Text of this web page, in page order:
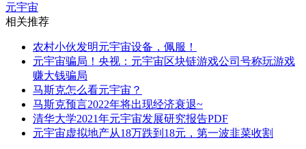
元宇宙
相关推荐
农村小伙发明元宇宙设备，佩服！
元宇宙骗局！央视：元宇宙区块链游戏公司号称玩游戏
赚大钱骗局
马斯克怎么看元宇宙？
马斯克预言2022年将出现经济衰退~
清华大学2021年元宇宙发展研究报告PDF
元宇宙虚拟地产从18万跌到18元，第一波韭菜收割